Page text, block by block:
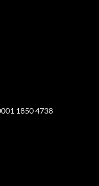
1850 4738